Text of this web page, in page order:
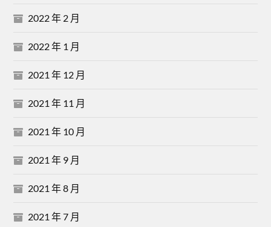
2022 年 2 月
2022 年 1 月
2021 年 12 月
2021 年 11 月
2021 年 10 月
2021 年 9 月
2021 年 8 月
2021 年 7 月